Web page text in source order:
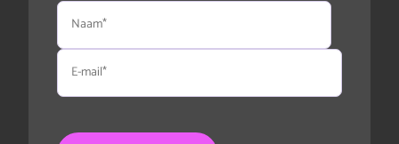
Naam
E-
mail